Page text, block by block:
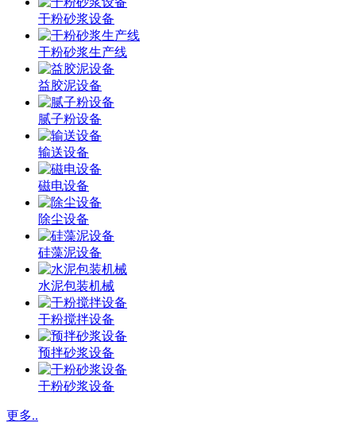
干粉砂浆设备
干粉砂浆生产线
益胶泥设备
腻子粉设备
输送设备
磁电设备
除尘设备
硅藻泥设备
水泥包装机械
干粉搅拌设备
预拌砂浆设备
干粉砂浆设备
更多..